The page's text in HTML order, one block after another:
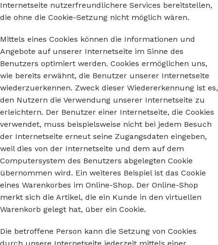
Internetseite nutzerfreundlichere Services bereitstellen,
die ohne die Cookie-Setzung nicht möglich wären.
Mittels eines Cookies können die Informationen und
Angebote auf unserer Internetseite im Sinne des
Benutzers optimiert werden. Cookies ermöglichen uns,
wie bereits erwähnt, die Benutzer unserer Internetseite
wiederzuerkennen. Zweck dieser Wiedererkennung ist es,
den Nutzern die Verwendung unserer Internetseite zu
erleichtern. Der Benutzer einer Internetseite, die Cookies
verwendet, muss beispielsweise nicht bei jedem Besuch
der Internetseite erneut seine Zugangsdaten eingeben,
weil dies von der Internetseite und dem auf dem
Computersystem des Benutzers abgelegten Cookie
übernommen wird. Ein weiteres Beispiel ist das Cookie
eines Warenkorbes im Online-Shop. Der Online-Shop
merkt sich die Artikel, die ein Kunde in den virtuellen
Warenkorb gelegt hat, über ein Cookie.
Die betroffene Person kann die Setzung von Cookies